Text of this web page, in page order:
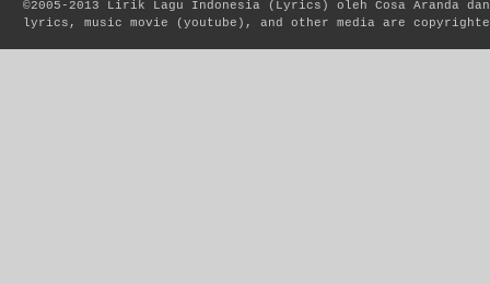
©2005-2013 Lirik Lagu Indonesia ( Lyrics ) oleh Cosa Aranda
lyrics, music movie (youtube), and other media are